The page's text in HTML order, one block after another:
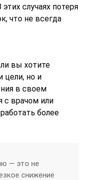
случаях потеря
что не всегда
вы хотите
цели, но и
в своем
с врачом или
более
— это не
снижение